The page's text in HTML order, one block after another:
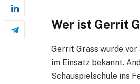
Wer ist Gerrit
Gerrit Grass wurde vor
im Einsatz bekannt.
Schauspielschule ins